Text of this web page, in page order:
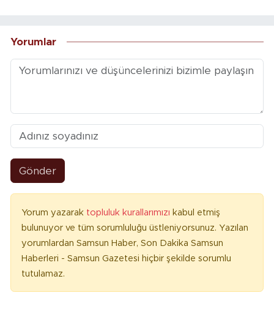
Yorumlar
Gönder
Yorum yazarak topluluk kurallarımızı kabul etmiş
bulunuyor ve tüm sorumluluğu üstleniyorsunuz. Yazılan
yorumlardan Samsun Haber, Son Dakika Samsun
Haberleri - Samsun Gazetesi hiçbir şekilde sorumlu
tutulamaz.